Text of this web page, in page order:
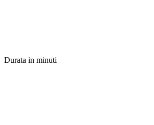
Durata in minuti